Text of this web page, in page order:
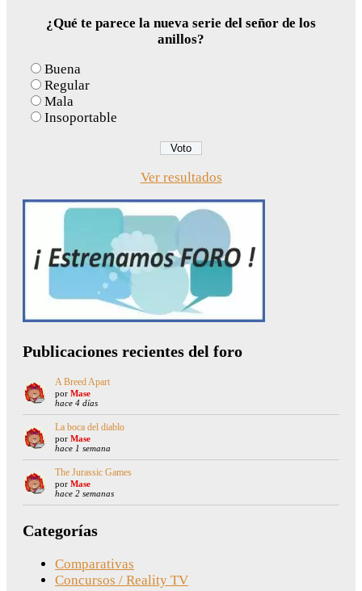
¿Qué te parece la nueva serie del señor de los
anillos?
Buena
Regular
Mala
Insoportable
Ver resultados
Publicaciones recientes del foro
A Breed Apart
por Mase
hace 4 días
La boca del diablo
por Mase
hace 1 semana
The Jurassic Games
por Mase
hace 2 semanas
Categorías
Comparativas
Concursos / Reality TV